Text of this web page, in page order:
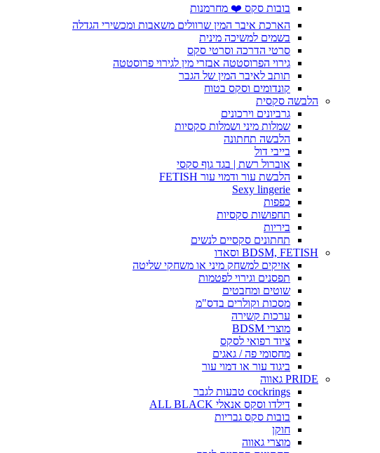
בובות סקס ❤️ מחרמנות
הארכת איבר המין שרוולים משאבות ומכשירי הגדלה
בשמים למשיכה מינית
סרטי הדרכה וסרטי סקס
גירוי הפרוסטטה אבזרי מין לגירוי פרוסטטה
תותב לאיבר המין של הגבר
קונדומים וסקס בטוח
הלבשה סקסית
גרביונים וירכונים
שמלות מיני ושמלות סקסיות
הלבשה תחתונה
בייבי דול
אוברול רשת | בגד גוף סקסי
הלבשת עור ודמוי עור FETISH
Sexy lingerie
כפפות
תחפושות סקסיות
ביריות
תחתונים סקסיים לנשים
BDSM, FETISH וסאדו
אזיקים למשחק מיני או משחקי שליטה
תפסנים וגירוי לפטמות
שוטים ומחבטים
מסכות וקולרים בדס"מ
ערכות קשירה
מוצרי BDSM
ציוד רפואי לסקס
מחסומי פה / גאגים
ביגוד עור או דמוי עור
PRIDE גאווה
cockrings טבעות לגבר
דילדו וסקס אנאלי ALL BLACK
בובות סקס גבריות
חוקן
מוצרי גאווה